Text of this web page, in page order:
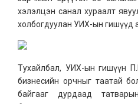
хэлэлцэн санал хураалт
холбогдуулан УИХ-ын гишүүд
Тухайлбал, УИХ-ын гишүүн
бизнесийн орчныг таатай
байгааг дурдаад